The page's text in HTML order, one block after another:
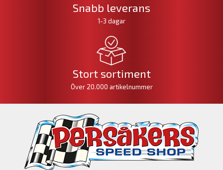
Snabb leverans
1-3 dagar
Stort sortiment
Över 20.000 artikelnummer